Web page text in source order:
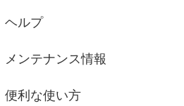
ヘルプ
メンテナンス情報
便利な使い方